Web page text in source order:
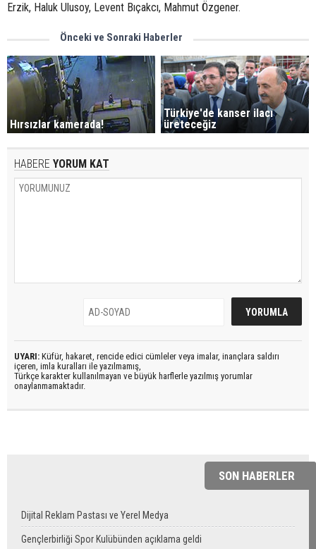
Erzik, Haluk Ulusoy, Levent Bıçakcı, Mahmut Özgener.
Önceki ve Sonraki Haberler
Hırsızlar kamerada!
Türkiye'de kanser ilacı
üreteceğiz
HABERE YORUM KAT
UYARI: Küfür, hakaret, rencide edici cümleler veya imalar, inançlara saldırı
içeren, imla kuralları ile yazılmamış,
Türkçe karakter kullanılmayan ve büyük harflerle yazılmış yorumlar
onaylanmamaktadır.
SON HABERLER
Dijital Reklam Pastası ve Yerel Medya
Gençlerbirliği Spor Kulübünden açıklama geldi